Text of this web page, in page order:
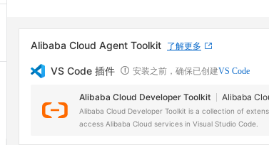
Alibaba Cloud Agent Toolkit 了解更多
VS Code 插件 安装之前，确保已创建VS Code
Alibaba Cloud Developer Toolkit Alibaba
Alibaba Cloud Developer Toolkit is a collection of
access Alibaba Cloud services in Visual Studio Code.